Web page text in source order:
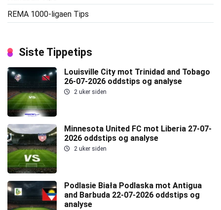
REMA 1000-ligaen Tips
Siste Tippetips
Louisville City mot Trinidad and Tobago
26-07-2026 oddstips og analyse
2 uker siden
Minnesota United FC mot Liberia 27-07-
2026 oddstips og analyse
2 uker siden
Podlasie Biała Podlaska mot Antigua
and Barbuda 22-07-2026 oddstips og
analyse